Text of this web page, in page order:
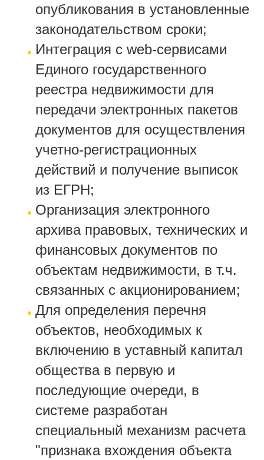
опубликования в установленные
законодательством сроки;
Интеграция с web-сервисами
Единого государственного
реестра недвижимости для
передачи электронных пакетов
документов для осуществления
учетно-регистрационных
действий и получение выписок
из ЕГРН;
Организация электронного
архива правовых, технических и
финансовых документов по
объектам недвижимости, в т.ч.
связанных с акционированием;
Для определения перечня
объектов, необходимых к
включению в уставный капитал
общества в первую и
последующие очереди, в
системе разработан
специальный механизм расчета
"признака вхождения объекта